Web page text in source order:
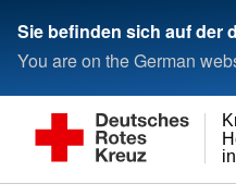
Sie befinden sich auf der
You are on the German